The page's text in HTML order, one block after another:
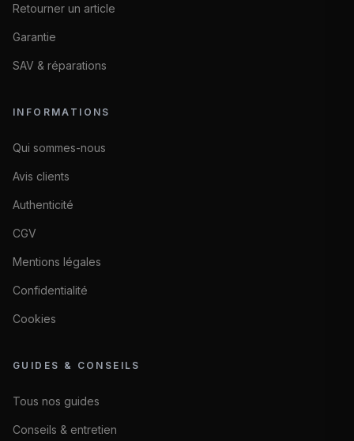
Retourner un article
Garantie
SAV & réparations
INFORMATIONS
Qui sommes-nous
Avis clients
Authenticité
CGV
Mentions légales
Confidentialité
Cookies
GUIDES & CONSEILS
Tous nos guides
Conseils & entretien